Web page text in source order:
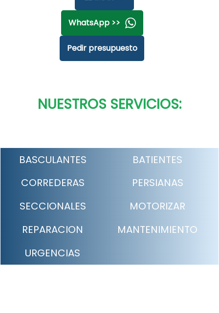
WhatsApp >>
Pedir presupuesto
NUESTROS SERVICIOS:
BASCULANTES
BATIENTES
CORREDERAS
PERSIANAS
SECCIONALES
MOTORIZAR
REPARACION
MANTENIMIENTO
URGENCIAS